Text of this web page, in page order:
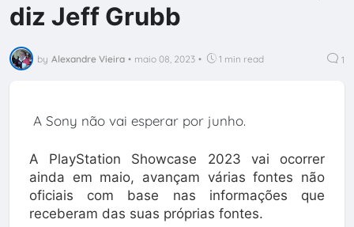
diz Jeff Grubb
by Alexandre Vieira • maio 08, 2023 • 1 min read 1
A Sony não vai esperar por junho.
A PlayStation Showcase 2023 vai ocorrer
ainda em maio, avançam várias fontes não
oficiais com base nas informações que
receberam das suas próprias fontes.